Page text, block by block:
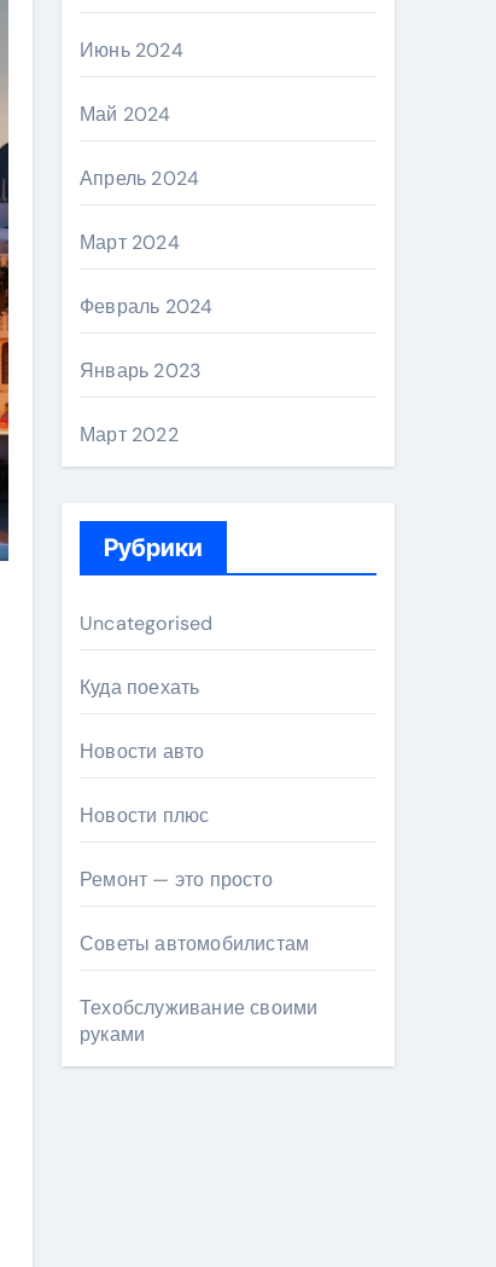
Июнь 2024
Май 2024
Апрель 2024
Март 2024
Февраль 2024
Январь 2023
Март 2022
Рубрики
Uncategorised
Куда поехать
Новости авто
Новости плюс
Ремонт — это просто
Советы автомобилистам
Техобслуживание своими
руками